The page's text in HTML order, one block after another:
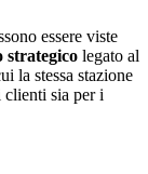
essere viste
strategico legato al
la stessa stazione
sia per i